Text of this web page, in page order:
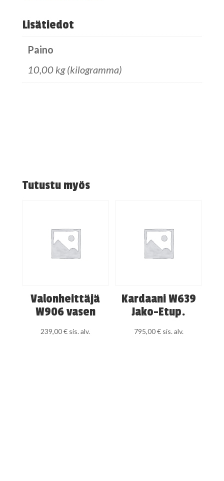
Lisätiedot
Paino
10,00 kg (kilogramma)
Tutustu myös
Valonheittäjä
W906 vasen
239,00€ sis. alv.
Kardaani W639
Jako-Etup.
795,00€ sis. alv.